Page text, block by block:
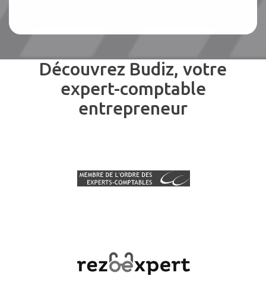
Découvrez Budiz, votre
expert-comptable
entrepreneur